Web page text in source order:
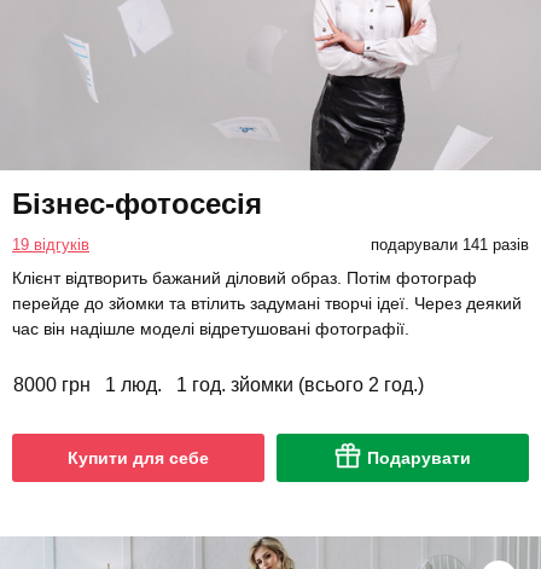
Бізнес-фотосесія
19 відгуків подарували 141 разів
Клієнт відтворить бажаний діловий образ. Потім фотограф
перейде до зйомки та втілить задумані творчі ідеї. Через деякий
час він надішле моделі відретушовані фотографії.
8000 грн 1 люд. 1 год. зйомки (всього 2 год.)
Купити для себе Подарувати